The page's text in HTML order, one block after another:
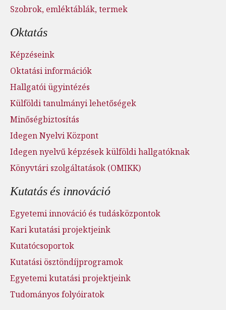
Szobrok, emléktáblák, termek
Oktatás
Képzéseink
Oktatási információk
Hallgatói ügyintézés
Külföldi tanulmányi lehetőségek
Minőségbiztosítás
Idegen Nyelvi Központ
Idegen nyelvű képzések külföldi hallgatóknak
Könyvtári szolgáltatások (OMIKK)
Kutatás és innováció
Egyetemi innováció és tudásközpontok
Kari kutatási projektjeink
Kutatócsoportok
Kutatási ösztöndíjprogramok
Egyetemi kutatási projektjeink
Tudományos folyóiratok